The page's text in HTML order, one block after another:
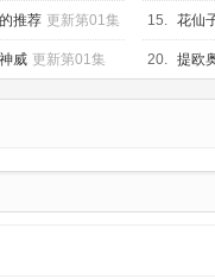
更新第01集
推荐 更新第01集 15. 花仙
03集
威 更新第01集 20. 提欧